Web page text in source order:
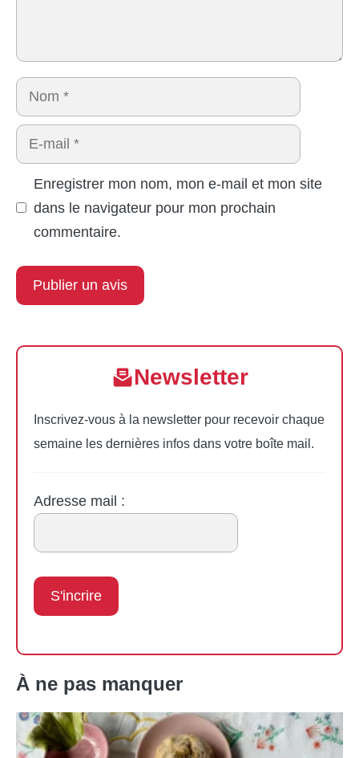
Nom
E-
mail
Enregistrer mon nom, mon e-mail et mon site
dans le navigateur pour mon prochain
commentaire.
Newsletter
Inscrivez-vous à la newsletter pour recevoir chaque
semaine les dernières infos dans votre boîte mail.
Adresse mail :
À ne pas manquer